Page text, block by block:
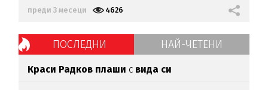
преди 3 месеци 4626
ПОСЛЕДНИ НАЙ-ЧЕТЕНИ
Краси Радков плаши с вида си